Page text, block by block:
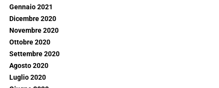
Gennaio 2021
Dicembre 2020
Novembre 2020
Ottobre 2020
Settembre 2020
Agosto 2020
Luglio 2020